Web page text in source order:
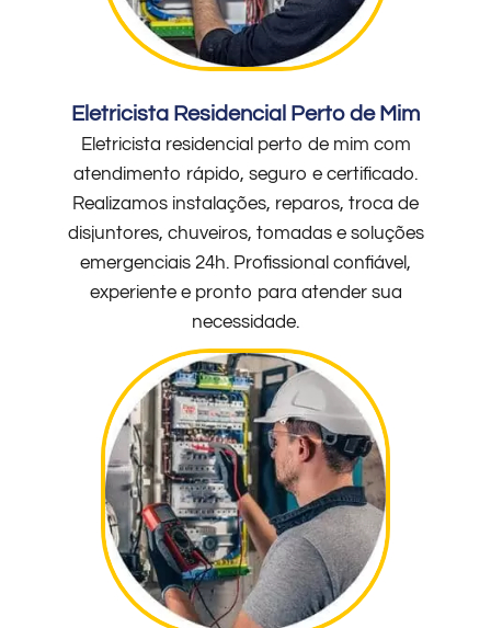
Eletricista Residencial Perto de Mim
Eletricista residencial perto de mim com
atendimento rápido, seguro e certificado.
Realizamos instalações, reparos, troca de
disjuntores, chuveiros, tomadas e soluções
emergenciais 24h. Profissional confiável,
experiente e pronto para atender sua
necessidade.